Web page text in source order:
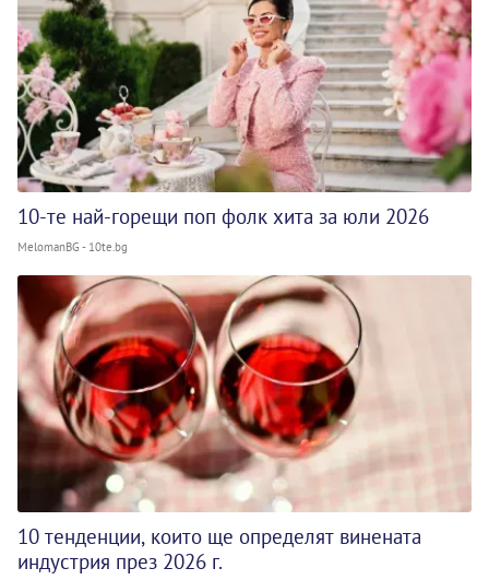
10-те най-горещи поп фолк хита за юли 2026
MelomanBG - 10te.bg
10 тенденции, които ще определят винената
индустрия през 2026 г.